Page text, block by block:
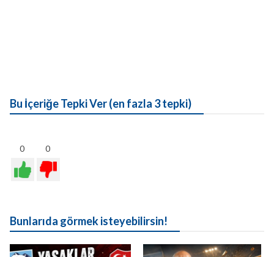
Bu İçeriğe Tepki Ver (en fazla 3 tepki)
0 0
Bunlarıda görmek isteyebilirsin!